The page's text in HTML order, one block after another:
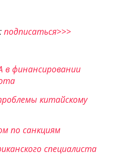
подписаться>>>
в финансировании
китайскому
по санкциям
специалиста